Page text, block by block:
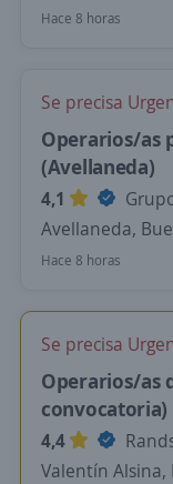
Hace 8 horas
Se precisa
Operarios/as
(Avellaneda)
4,1
Avellaneda,
Hace 8 horas
Se precisa
Operarios/as
convocatoria)
4,4
Valentín Alsina,